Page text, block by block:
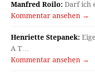
Manfred Roilo: Darf ich
Kommentar ansehen →
Henriette Stepanek:
A T…
Kommentar ansehen →